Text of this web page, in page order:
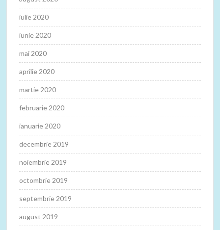
iulie 2020
iunie 2020
mai 2020
aprilie 2020
martie 2020
februarie 2020
ianuarie 2020
decembrie 2019
noiembrie 2019
octombrie 2019
septembrie 2019
august 2019